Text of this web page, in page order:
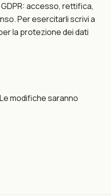
accesso, rettifica,
Per esercitarli scrivi a
la protezione dei dati
modifiche saranno